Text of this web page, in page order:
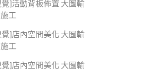
]活動背板佈置 大圖輸
工
]店內空間美化 大圖輸
工
]店內空間美化 大圖輸